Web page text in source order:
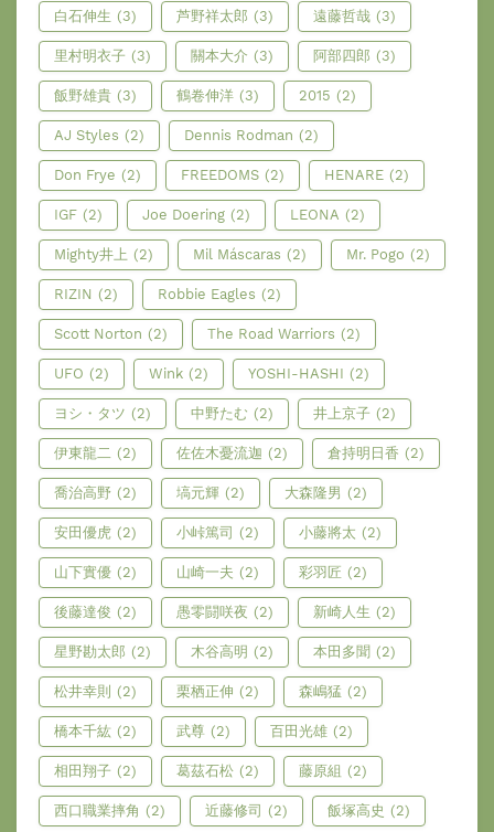
白石伸生 (3) 芦野祥太郎 (3) 遠藤哲哉 (3)
里村明衣子 (3) 關本大介 (3) 阿部四郎 (3)
飯野雄貴 (3) 鶴卷伸洋 (3) 2015 (2)
AJ Styles (2) Dennis Rodman (2)
Don Frye (2) FREEDOMS (2) HENARE (2)
IGF (2) Joe Doering (2) LEONA (2)
Mighty井上 (2) Mil Máscaras (2) Mr. Pogo (2)
RIZIN (2) Robbie Eagles (2)
Scott Norton (2) The Road Warriors (2)
UFO (2) Wink (2) YOSHI-HASHI (2)
ヨシ・タツ (2) 中野たむ (2) 井上京子 (2)
伊東龍二 (2) 佐佐木憂流迦 (2) 倉持明日香 (2)
喬治高野 (2) 塙元輝 (2) 大森隆男 (2)
安田優虎 (2) 小峠篤司 (2) 小藤將太 (2)
山下實優 (2) 山崎一夫 (2) 彩羽匠 (2)
後藤達俊 (2) 愚零闘咲夜 (2) 新崎人生 (2)
星野勘太郎 (2) 木谷高明 (2) 本田多聞 (2)
松井幸則 (2) 栗栖正伸 (2) 森嶋猛 (2)
橋本千紘 (2) 武尊 (2) 百田光雄 (2)
相田翔子 (2) 葛茲石松 (2) 藤原組 (2)
西口職業摔角 (2) 近藤修司 (2) 飯塚高史 (2)